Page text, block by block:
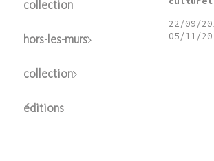
collection
hors-les-murs
collection
éditions
22/09/
05/11/